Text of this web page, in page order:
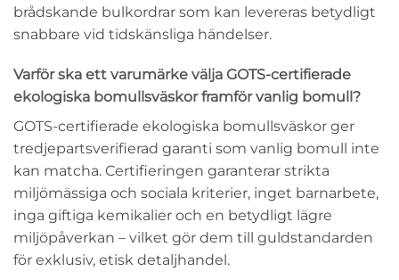
brådskande bulkordrar som kan levereras betydligt
snabbare vid tidskänsliga händelser.
Varför ska ett varumärke välja GOTS-certifierade
ekologiska bomullsväskor framför vanlig bomull?
GOTS-certifierade ekologiska bomullsväskor ger
tredjepartsverifierad garanti som vanlig bomull inte
kan matcha. Certifieringen garanterar strikta
miljömässiga och sociala kriterier, inget barnarbete,
inga giftiga kemikalier och en betydligt lägre
miljöpåverkan – vilket gör dem till guldstandarden
för exklusiv, etisk detaljhandel.